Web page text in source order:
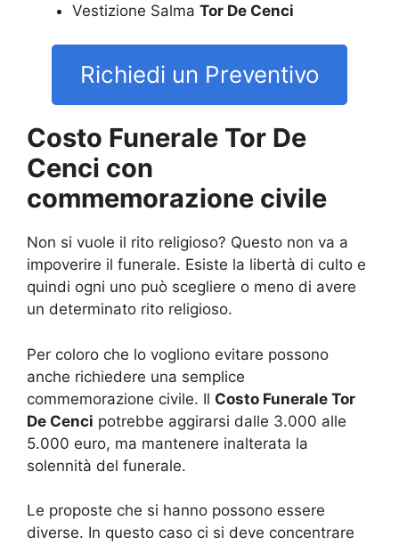
Vestizione Salma Tor De Cenci
Richiedi un Preventivo
Costo Funerale Tor De
Cenci con
commemorazione civile
Non si vuole il rito religioso? Questo non va a
impoverire il funerale. Esiste la libertà di culto e
quindi ogni uno può scegliere o meno di avere
un determinato rito religioso.
Per coloro che lo vogliono evitare possono
anche richiedere una semplice
commemorazione civile. Il Costo Funerale Tor
De Cenci potrebbe aggirarsi dalle 3.000 alle
5.000 euro, ma mantenere inalterata la
solennità del funerale.
Le proposte che si hanno possono essere
diverse. In questo caso ci si deve concentrare